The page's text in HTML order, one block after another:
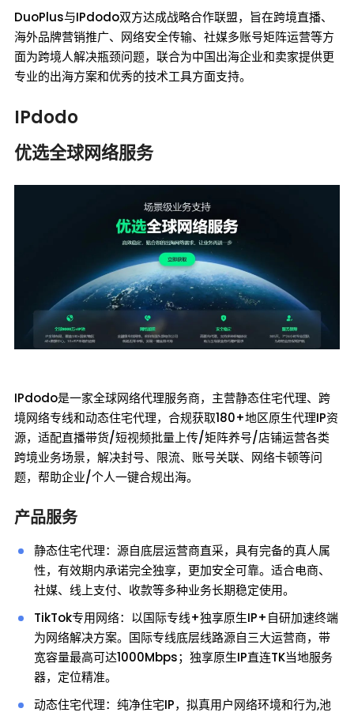
DuoPlus与IPdodo双方达成战略合作联盟，旨在跨境直播、
海外品牌营销推广、网络安全传输、社媒多账号矩阵运营等方
面为跨境人解决瓶颈问题，联合为中国出海企业和卖家提供更
专业的出海方案和优秀的技术工具方面支持。
IPdodo
优选全球网络服务
IPdodo是一家全球网络代理服务商，主营静态住宅代理、跨
境网络专线和动态住宅代理，合规获取180+地区原生代理IP资
源，适配直播带货/短视频批量上传/矩阵养号/店铺运营各类
跨境业务场景，解决封号、限流、账号关联、网络卡顿等问
题，帮助企业/个人一键合规出海。
产品服务
静态住宅代理：源自底层运营商直采，具有完备的真人属
性，有效期内承诺完全独享，更加安全可靠。适合电商、
社媒、线上支付、收款等多种业务长期稳定使用。
TikTok专用网络：以国际专线+独享原生IP+自研加速终端
为网络解决方案。国际专线底层线路源自三大运营商，带
宽容量最高可达1000Mbps；独享原生IP直连TK当地服务
器，定位精准。
动态住宅代理：纯净住宅IP，拟真用户网络环境和行为,池